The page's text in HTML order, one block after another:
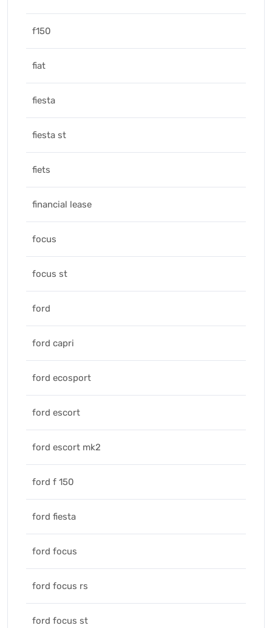
f150
fiat
fiesta
fiesta st
fiets
financial lease
focus
focus st
ford
ford capri
ford ecosport
ford escort
ford escort mk2
ford f 150
ford fiesta
ford focus
ford focus rs
ford focus st